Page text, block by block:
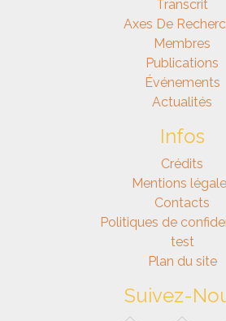
Transcrit
Axes De
Membres
Publications
Événements
Actualités
Infos
Crédits
Mentions
Contacts
Politiques de
test
Plan du site
Suivez-